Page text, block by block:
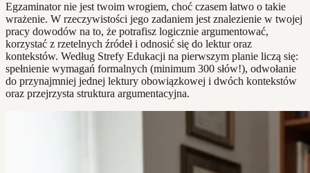
Egzaminator nie jest twoim wrogiem, choć czasem łatwo o takie
wrażenie. W rzeczywistości jego zadaniem jest znalezienie w twojej
pracy dowodów na to, że potrafisz logicznie argumentować,
korzystać z rzetelnych źródeł i odnosić się do lektur oraz
kontekstów. Według Strefy Edukacji na pierwszym planie liczą się:
spełnienie wymagań formalnych (minimum 300 słów!), odwołanie
do przynajmniej jednej lektury obowiązkowej i dwóch kontekstów
oraz przejrzysta struktura argumentacyjna.